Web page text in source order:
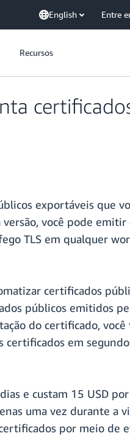
English Entre
Recursos
exportáveis que
você pode
TLS em qualquer
certificados
públicos emitidos
do certificado,
em
e custam 15 USD
uma vez durante
por meio de